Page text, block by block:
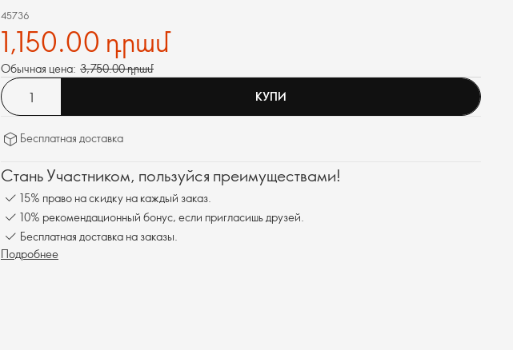
45736
1,150.00 դրամ
Обычная цена: 3,750.00 դրամ
КУПИ
Бесплатная доставка
Стань Участником, пользуйся преимуществами!
15% право на скидку на каждый заказ.
10% рекомендационный бонус, если пригласишь друзей.
Бесплатная доставка на заказы.
Подробнее